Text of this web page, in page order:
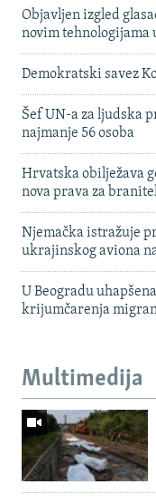
Objavljen izgled
novim tehnologijama
Demokratski savez
Šef UN-a za ljudska
najmanje 56 osoba
Hrvatska obilježava
nova prava za
Njemačka istražuje
ukrajinskog aviona
U Beogradu
krijumčarenja
Multimedija